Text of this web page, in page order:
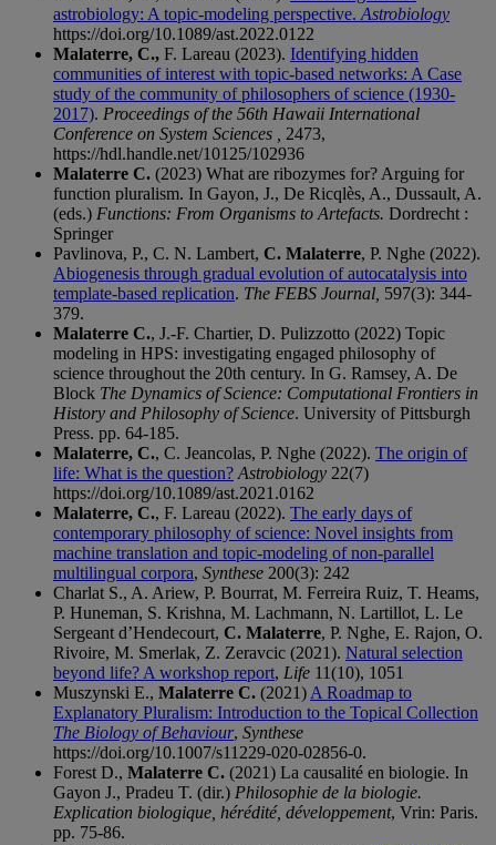
astrobiology: A topic-modeling perspective. Astrobiology
https://doi.org/10.1089/ast.2022.0122
Malaterre, C., F. Lareau (2023). Identifying hidden
communities of interest with topic-based networks: A Case
study of the community of philosophers of science (1930-
2017). Proceedings of the 56th Hawaii International
Conference on System Sciences
2473,
https://hdl.handle.net/10125/102936
Malaterre C. (2023) What are ribozymes for? Arguing for
function pluralism. In Gayon, J., De Ricqlès, A., Dussault, A.
(eds.) Functions: From Organisms to Artefacts. Dordrecht :
Springer
Pavlinova, P., C. N. Lambert, C. Malaterre, P. Nghe (2022).
Abiogenesis through gradual evolution of autocatalysis into
template-based replication. The FEBS Journal, 597(3): 344-
379.
Malaterre C., J.-F. Chartier, D. Pulizzotto (2022) Topic
modeling in HPS: investigating engaged philosophy of
science throughout the 20th century. In G. Ramsey, A. De
Block The Dynamics of Science: Computational Frontiers in
History and Philosophy of Science. University of Pittsburgh
Press. pp. 64-185.
Malaterre, C., C. Jeancolas, P. Nghe (2022). The origin of
life: What is the question? Astrobiology 22(7)
https://doi.org/10.1089/ast.2021.0162
Malaterre, C., F. Lareau (2022). The early days of
contemporary philosophy of science: Novel insights from
machine translation and topic-modeling of non-parallel
multilingual corpora, Synthese 200(3): 242
Charlat S., A. Ariew, P. Bourrat, M. Ferreira Ruiz, T. Heams,
P. Huneman, S. Krishna, M. Lachmann, N. Lartillot, L. Le
Sergeant d’Hendecourt, C. Malaterre, P. Nghe, E. Rajon, O.
Rivoire, M. Smerlak, Z. Zeravcic (2021). Natural selection
beyond life? A workshop report, Life 11(10), 1051
Muszynski E., Malaterre C. (2021) A Roadmap to
Explanatory Pluralism: Introduction to the Topical Collection
The Biology of Behaviour, Synthese
https://doi.org/10.1007/s11229-020-02856-0.
Forest D., Malaterre C. (2021) La causalité en biologie. In
Gayon J., Pradeu T. (dir.) Philosophie de la biologie.
Explication biologique, hérédité, développement, Vrin: Paris.
pp. 75-86.